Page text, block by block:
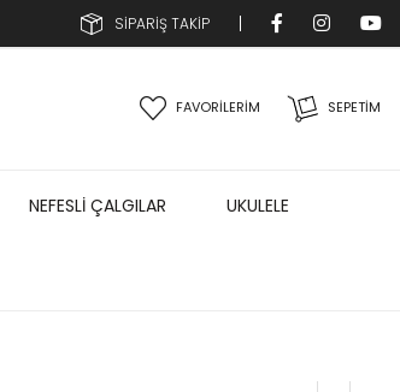
SİPARİŞ TAKİP
SEPETIM
FAVORİLERİM
NEFESLİ ÇALGILAR UKULELE